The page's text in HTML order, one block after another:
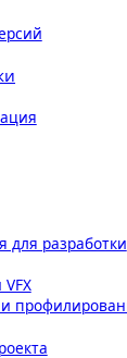
для разработки